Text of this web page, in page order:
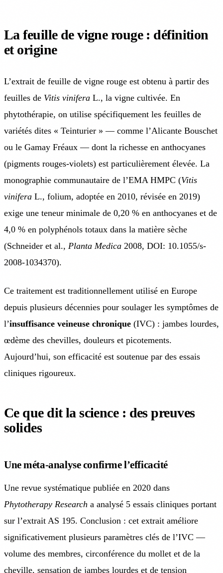
La feuille de vigne rouge : définition
et origine
L’extrait de feuille de vigne rouge est obtenu à partir des
feuilles de Vitis vinifera L., la vigne cultivée. En
phytothérapie, on utilise spécifiquement les feuilles de
variétés dites « Teinturier » — comme l’Alicante Bouschet
ou le Gamay Fréaux — dont la richesse en anthocyanes
(pigments rouges-violets) est particulièrement élevée. La
monographie communautaire de l’EMA HMPC (Vitis
vinifera L., folium, adoptée en 2010, révisée en 2019)
exige une teneur minimale de 0,20 % en anthocyanes et de
4,0 % en polyphénols totaux dans la matière sèche
(Schneider et al., Planta Medica 2008, DOI: 10.1055/s-
2008-1034370).
Ce traitement est traditionnellement utilisé en Europe
depuis plusieurs décennies pour soulager les symptômes de
l’insuffisance veineuse chronique (IVC) : jambes lourdes,
œdème des chevilles, douleurs et picotements.
Aujourd’hui, son efficacité est soutenue par des essais
cliniques rigoureux.
Ce que dit la science : des preuves
solides
Une méta-analyse confirme l’efficacité
Une revue systématique publiée en 2020 dans
Phytotherapy Research a analysé 5 essais cliniques portant
sur l’extrait AS 195. Conclusion : cet extrait améliore
significativement plusieurs paramètres clés de l’IVC —
volume des membres, circonférence du mollet et de la
cheville, sensation de jambes lourdes et de tension